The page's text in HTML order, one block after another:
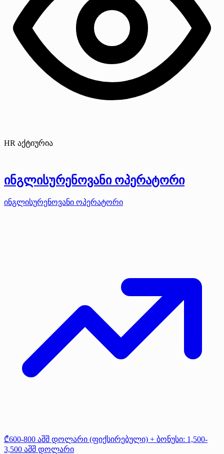
HR აქტიურია
ინგლისურენოვანი ოპერატორი
ინგლისურენოვანი ოპერატორი
₾600-800 აშშ დოლარი (ფიქსირებული) + ბონუსი: 1,500-
3,500 აშშ დოლარი